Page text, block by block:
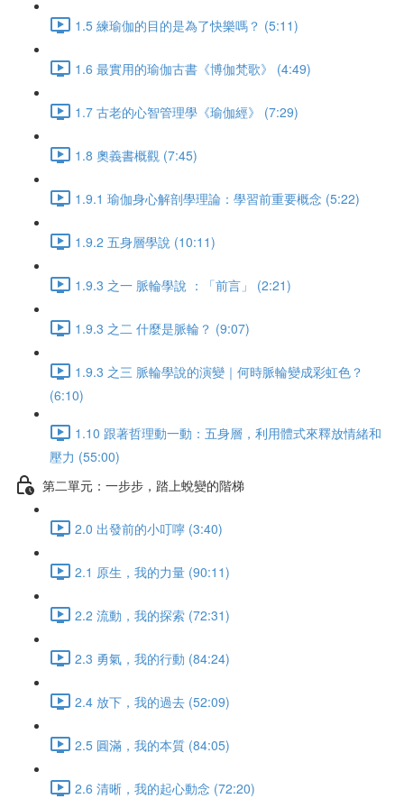
1.5 練瑜伽的目的是為了快樂嗎？ (5:11)
1.6 最實用的瑜伽古書《博伽梵歌》 (4:49)
1.7 古老的心智管理學《瑜伽經》 (7:29)
1.8 奧義書概觀 (7:45)
1.9.1 瑜伽身心解剖學理論：學習前重要概念 (5:22)
1.9.2 五身層學說 (10:11)
1.9.3 之一 脈輪學說 ：「前言」 (2:21)
1.9.3 之二 什麼是脈輪？ (9:07)
1.9.3 之三 脈輪學說的演變｜何時脈輪變成彩虹色？
(6:10)
1.10 跟著哲理動一動：五身層，利用體式來釋放情緒和
壓力 (55:00)
第二單元：一步步，踏上蛻變的階梯
2.0 出發前的小叮嚀 (3:40)
2.1 原生，我的力量 (90:11)
2.2 流動，我的探索 (72:31)
2.3 勇氣，我的行動 (84:24)
2.4 放下，我的過去 (52:09)
2.5 圓滿，我的本質 (84:05)
2.6 清晰，我的起心動念 (72:20)